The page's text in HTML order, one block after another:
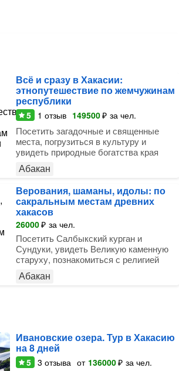
Всё и сразу в Хакасии:
этнопутешествие по жемчужинам
республики
5 1 отзыв 149500₽ за чел.
Посетить загадочные и священные
места, погрузиться в культуру и
увидеть природные богатства края
Абакан
Верования, шаманы, идолы: по
сакральным местам древних
хакасов
26000₽ за чел.
Посетить Салбыкский курган и
Сундуки, увидеть Великую каменную
старуху, познакомиться с религией
Абакан
Ивановские озера. Тур в Хакасию
на 8 дней
5 3 отзыва от 136000₽ за чел.